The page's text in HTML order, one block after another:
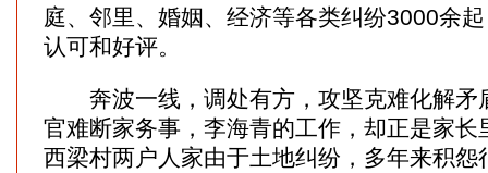
庭、邻里、婚姻、经济等各类纠纷3000余
认可和好评。
奔波一线，调处有方，攻坚克难化解矛
官难断家务事，李海青的工作，却正是家长
西梁村两户人家由于土地纠纷，多年来积怨